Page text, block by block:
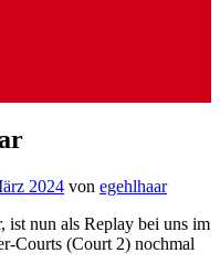
2024 von egehlhaar
ist nun als Replay bei uns im
Courts (Court 2) nochmal